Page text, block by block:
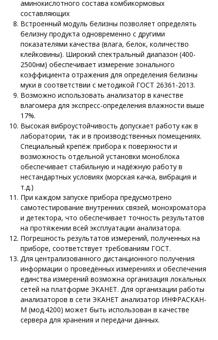
аминокислотного состава комбикормовых
составляющих
Встроенный модуль белизны позволяет определять
белизну продукта одновременно с другими
показателями качества (влага, белок, количество
клейковины). Широкий спектральный диапазон (400-
2500нм) обеспечивает измерение зонального
коэффициента отражения для определения белизны
муки в соответствии с методикой ГОСТ 26361-2013.
Возможно использовать анализатор в качестве
влагомера для экспресс-определения влажности выше
17%.
Высокая виброустойчивость допускает работу как в
лаборатории, так и в производственных помещениях.
Специальный крепёж прибора к поверхности и
возможность отдельной установки моноблока
обеспечивает стабильную и надёжную работу в
нестандартных условиях (морская качка, вибрация и
т.д.)
При каждом запуске прибора предусмотрено
самотестирование внутренних связей, монохроматора
и детектора, что обеспечивает точность результатов
на протяжении всей эксплуатации анализатора.
Погрешность результатов измерений, полученных на
приборе, соответствует требованиям ГОСТ.
Для централизованного дистанционного получения
информации о проведённых измерениях и обеспечения
единства измерений возможна организация локальных
сетей на платформе ЭКАНЕТ. Для организации работы
анализаторов в сети ЭКАНЕТ анализатор ИНФРАСКАН-
М (мод.4200) может быть использован в качестве
сервера для хранения и передачи данных.